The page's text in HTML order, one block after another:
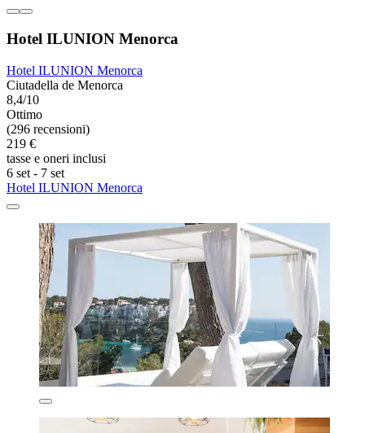
Hotel ILUNION Menorca
Hotel ILUNION Menorca
Ciutadella de Menorca
8,4/10
Ottimo
(296 recensioni)
219 €
tasse e oneri inclusi
6 set - 7 set
Hotel ILUNION Menorca